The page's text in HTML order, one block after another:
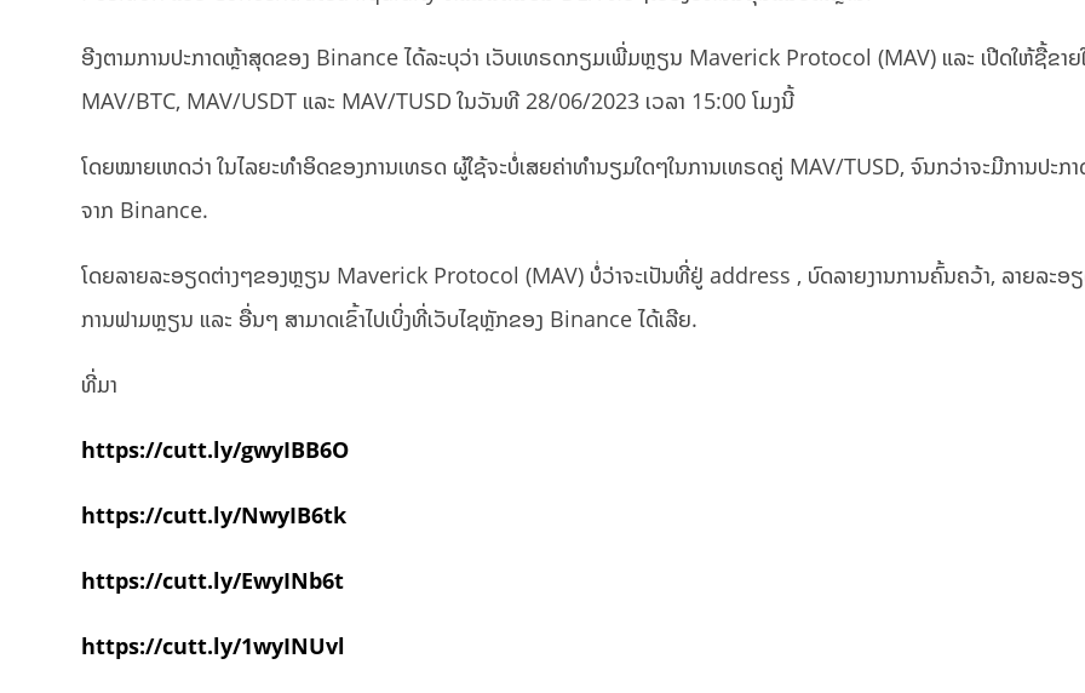
ອີງຕາມການປະກາດຫຼ້າສຸດຂອງ Binance ໄດ້ລະບຸວ່າ ເວັບເທຣດກຽມເພີ່ມຫຼຽນ Maverick Protocol (MAV) ແລະ ເປີດໃຫ້ຊື້ຂາຍ
MAV/BTC, MAV/USDT ແລະ MAV/TUSD ໃນວັນທີ 28/06/2023 ເວລາ 15:00 ໂມງນີ້
ໂດຍໝາຍເຫດວ່າ ໃນໄລຍະທຳອິດຂອງການເທຣດ ຜູ້ໃຊ້ຈະບໍ່ເສຍຄ່າທຳນຽມໃດໆໃນການເທຣດຄູ່ MAV/TUSD, ຈົນກວ່າຈະມີການປະກ
ຈາກ Binance.
ໂດຍລາຍລະອຽດຕ່າງໆຂອງຫຼຽນ Maverick Protocol (MAV) ບໍ່ວ່າຈະເປັນທີ່ຢູ່ address , ບົດລາຍງານການຄົ້ນຄວ້າ, ລາຍ​ລະ​ອ
ການ​ຟາມ​ຫຼຽນ​ ແລະ ອື່ນໆ ສາມາດເຂົ້າໄປເບິ່ງທີ່ເວັບໄຊຫຼັກຂອງ Binance ໄດ້ເລີຍ.
ທີ່ມາ
https://cutt.ly/gwyIBB6O
https://cutt.ly/NwyIB6tk
https://cutt.ly/EwyINb6t
https://cutt.ly/1wyINUvl